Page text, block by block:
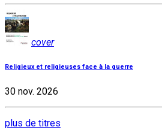
cover
Religieux et religieuses face à la guerre
30 nov. 2026
plus de titres